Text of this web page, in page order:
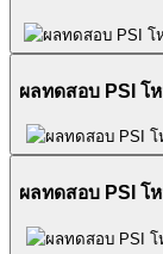
ผลทดสอบ PSI โ
ผลทดสอบ PSI โ